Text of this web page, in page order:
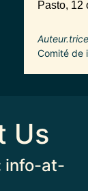
Pasto, 12
Auteur.trice
Comité de
Us
info-at-